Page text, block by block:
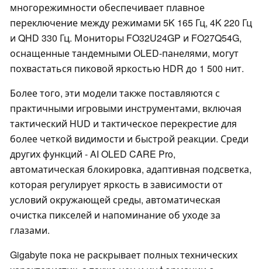
многорежимности обеспечивает плавное
переключение между режимами 5K 165 Гц, 4K 220 Гц
и QHD 330 Гц. Мониторы FO32U24GP и FO27Q54G,
оснащенные тандемными OLED-панелями, могут
похвастаться пиковой яркостью HDR до 1 500 нит.
Более того, эти модели также поставляются с
практичными игровыми инструментами, включая
тактический HUD и тактическое перекрестие для
более четкой видимости и быстрой реакции. Среди
других функций - AI OLED CARE Pro,
автоматическая блокировка, адаптивная подсветка,
которая регулирует яркость в зависимости от
условий окружающей среды, автоматическая
очистка пикселей и напоминание об уходе за
глазами.
Gigabyte пока не раскрывает полных технических